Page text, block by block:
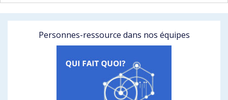
Personnes-ressource dans nos équipes